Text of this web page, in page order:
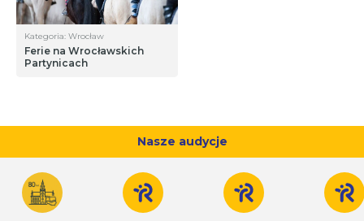
Kategoria: Wrocław
Ferie na Wrocławskich
Partynicach
Nasze audycje